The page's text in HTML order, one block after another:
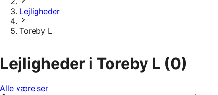
Lejligheder
Toreby L
Lejligheder i Toreby L (0)
Alle værelser